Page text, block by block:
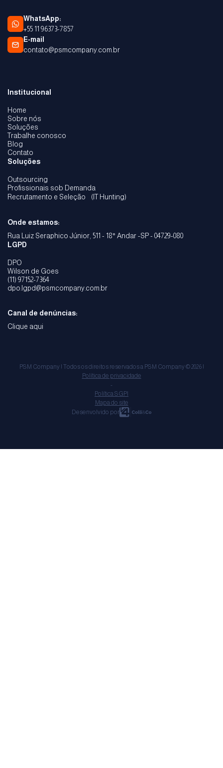
WhatsApp:
+55 11 96373-7857
E-mail
contato@psmcompany.com.br
Institucional
Home
Sobre nós
Soluções
Trabalhe conosco
Blog
Contato
Soluções
Outsourcing
Profissionais sob Demanda
Recrutamento e Seleção (IT Hunting)
Onde estamos:
Rua Luiz Seraphico Júnior, 511 - 18° Andar -SP - 04729-080
LGPD
DPO
Wilson de Goes
(11) 97152-7364
dpo.lgpd@psmcompany.com.br
Canal de denúncias:
Clique aqui
PSM Company | Todos os direitos reservados a PSM Company © 2026 |
Política de privacidade
-
Política SGPI
Mapa do site
Desenvolvido por